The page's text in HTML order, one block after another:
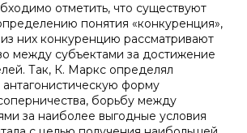
отметить, что существуют
понятия «конкуренция»,
них конкуренцию рассматривают
между субъектами за достижение
Так, К. Маркс определял
форму
борьбу между
за наиболее выгодные условия